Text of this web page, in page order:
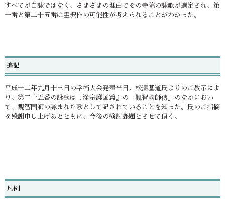
すべてが自詠ではなく、さまざまの理由でその寺院の詠歌が選定され、第
一番と第二十五番は霊沢作の可能性が考えられることがわかった。
追記
平成十二年九月十三日の学術大会発表当日、松濤基道氏よりのご教示によ
り、第二十五番の詠歌は『浄宗護国篇』の「觀智國師傳」のなかにおい
て、観智国師の詠まれた歌として記されていることを知った。氏のご指摘
を感謝申し上げるとともに、今後の検討課題とさせて頂く。
凡例